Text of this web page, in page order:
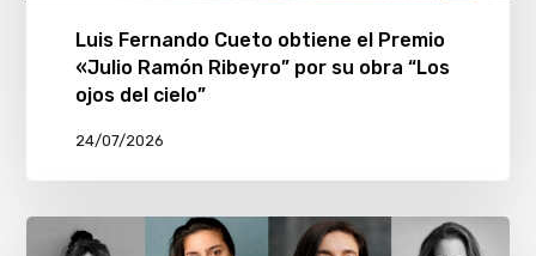
Luis Fernando Cueto obtiene el Premio
«Julio Ramón Ribeyro” por su obra “Los
ojos del cielo”
24/07/2026